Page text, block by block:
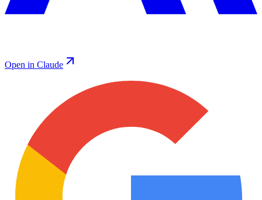
Open in Claude